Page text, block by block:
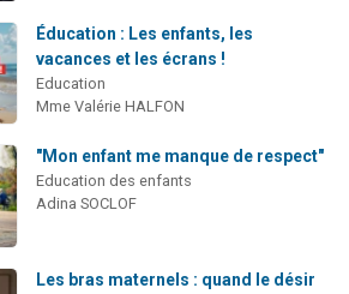
Éducation : Les enfants, les
vacances et les écrans !
Education
Mme Valérie HALFON
"Mon enfant me manque de respect"
Education des enfants
Adina SOCLOF
Les bras maternels : quand le désir